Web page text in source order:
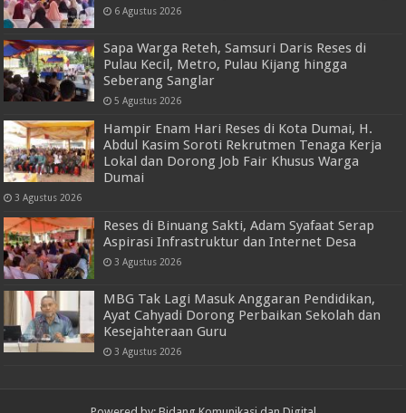
6 Agustus 2026
Sapa Warga Reteh, Samsuri Daris Reses di
Pulau Kecil, Metro, Pulau Kijang hingga
Seberang Sanglar
5 Agustus 2026
Hampir Enam Hari Reses di Kota Dumai, H.
Abdul Kasim Soroti Rekrutmen Tenaga Kerja
Lokal dan Dorong Job Fair Khusus Warga
Dumai
3 Agustus 2026
Reses di Binuang Sakti, Adam Syafaat Serap
Aspirasi Infrastruktur dan Internet Desa
3 Agustus 2026
MBG Tak Lagi Masuk Anggaran Pendidikan,
Ayat Cahyadi Dorong Perbaikan Sekolah dan
Kesejahteraan Guru
3 Agustus 2026